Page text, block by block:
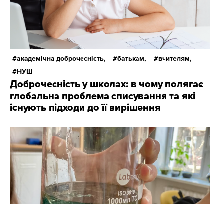
академічна доброчесність, батькам,
вчителям,
НУШ
Доброчесність у школах: в чому полягає
глобальна проблема списування та які
існують підходи до її вирішення